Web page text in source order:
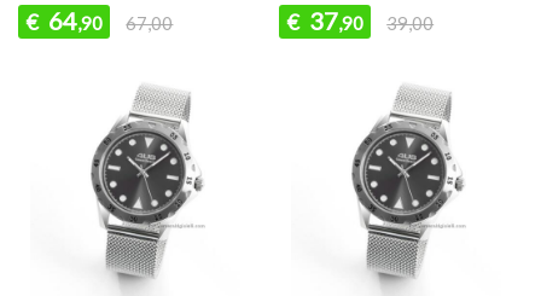
€ 64,90 67,00
€ 37,90 39,00